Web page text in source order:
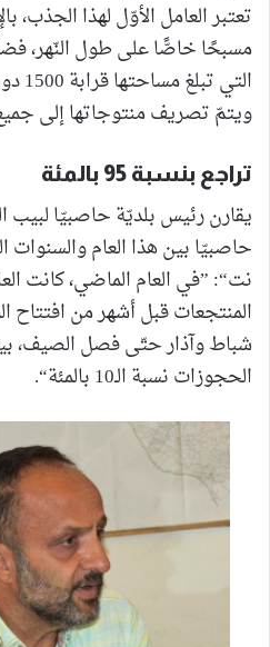
مسبحًا خاصًّا على طول النّهر،
ويتمّ تصريف منتوجاتها إلى جميع
تراجع بنسبة 95 بالمئة
يقارن رئيس بلديّة حاصبيّا لبيب
حاصبيّا بين هذا العام والسنوات
نت“: ”في العام الماضي، كانت
المنتجعات قبل أشهر من
شباط وآذار حتّى فصل الصيف،
الحجوزات نسبة الـ10 بالمئة“.